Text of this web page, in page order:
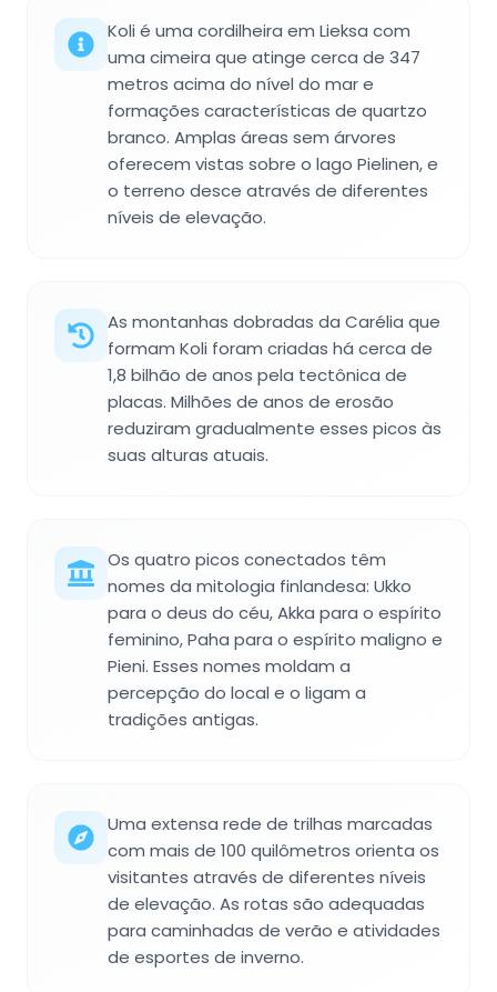
Koli é uma cordilheira em Lieksa com
uma cimeira que atinge cerca de 347
metros acima do nível do mar e
formações características de quartzo
branco. Amplas áreas sem árvores
oferecem vistas sobre o lago Pielinen, e
o terreno desce através de diferentes
níveis de elevação.
As montanhas dobradas da Carélia que
formam Koli foram criadas há cerca de
1,8 bilhão de anos pela tectônica de
placas. Milhões de anos de erosão
reduziram gradualmente esses picos às
suas alturas atuais.
Os quatro picos conectados têm
nomes da mitologia finlandesa: Ukko
para o deus do céu, Akka para o espírito
feminino, Paha para o espírito maligno e
Pieni. Esses nomes moldam a
percepção do local e o ligam a
tradições antigas.
Uma extensa rede de trilhas marcadas
com mais de 100 quilômetros orienta os
visitantes através de diferentes níveis
de elevação. As rotas são adequadas
para caminhadas de verão e atividades
de esportes de inverno.